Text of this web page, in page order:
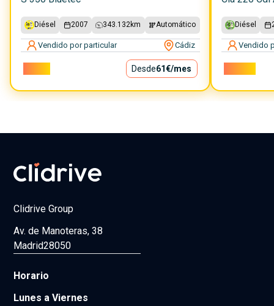
Diésel 2007 343.132km Automático
Vendido por particular Cádiz
Desde61€/mes
Diésel
Vendido
Clidrive Group
Av. de Manoteras, 38
Madrid28050
Horario
Lunes a Viernes